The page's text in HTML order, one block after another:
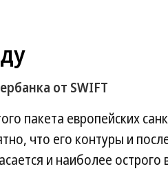
от SWIFT
пакета европейских
что его контуры и
и наиболее острого